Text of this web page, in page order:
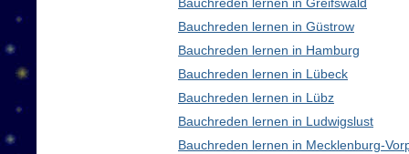
Bauchreden lernen in Greifswald
Bauchreden lernen in Güstrow
Bauchreden lernen in Hamburg
Bauchreden lernen in Lübeck
Bauchreden lernen in Lübz
Bauchreden lernen in Ludwigslust
Bauchreden lernen in Mecklenburg-